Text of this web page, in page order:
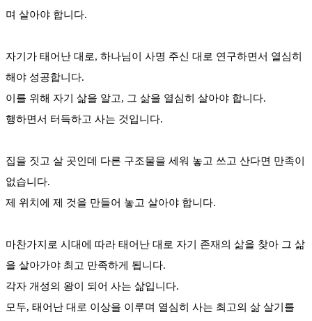
며 살아야 합니다.
자기가 태어난 대로, 하나님이 사명 주신 대로 연구하면서 열심히
해야 성공합니다.
이를 위해 자기 삶을 알고, 그 삶을 열심히 살아야 합니다.
행하면서 터득하고 사는 것입니다.
집을 짓고 살 곳인데 다른 구조물을 세워 놓고 쓰고 산다면 만족이
없습니다.
제 위치에 제 것을 만들어 놓고 살아야 합니다.
마찬가지로 시대에 따라 태어난 대로 자기 존재의 삶을 찾아 그 삶
을 살아가야 최고 만족하게 됩니다.
각자 개성의 왕이 되어 사는 삶입니다.
모두, 태어난 대로 이상을 이루며 열심히 사는 최고의 삶 살기를